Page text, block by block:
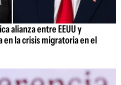
alianza entre EEUU y
en la crisis migratoria en el